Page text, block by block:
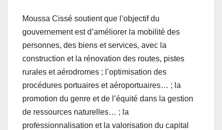
Moussa Cissé soutient que l’objectif du
gouvernement est d’améliorer la mobilité des
personnes, des biens et services, avec la
construction et la rénovation des routes, pistes
rurales et aérodromes ; l’optimisation des
procédures portuaires et aéroportuaires… ; la
promotion du genre et de l’équité dans la gestion
de ressources naturelles… ; la
professionnalisation et la valorisation du capital